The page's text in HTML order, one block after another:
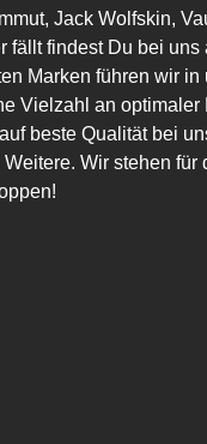
Jack Wolfskin,
findest Du bei
Marken führen wir
Vielzahl an
beste Qualität bei
Wir stehen für